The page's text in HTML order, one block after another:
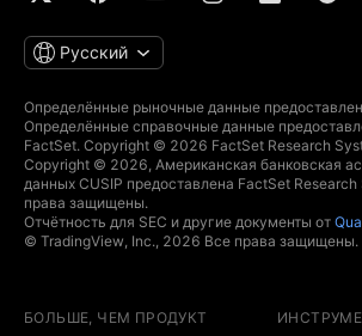
Русский
Определённые рыночные данные
Определённые справочные данные
FactSet. Copyright © 2026 FactSet Research
Copyright © 2026, Американская банковская
данных CUSIP предоставлена FactSet
права защищены.
Отчётность для SEC и другие документы от
© TradingView, Inc., 2026 Все права защищены.
БОЛЬШЕ, ЧЕМ ПРОДУКТ